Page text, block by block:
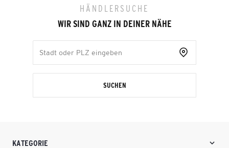
HÄNDLERSUCHE
WIR SIND GANZ IN DEINER NÄHE
SUCHEN
KATEGORIE